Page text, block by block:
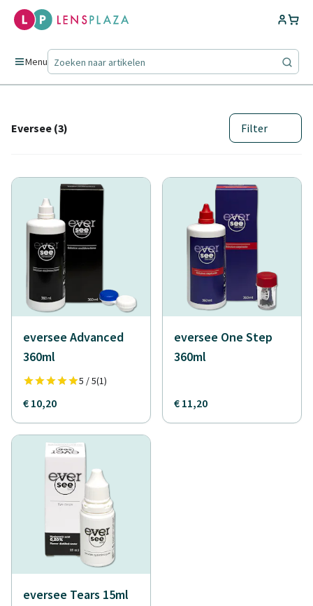
Menu
Eversee (3) Filter
eversee Advanced
360ml
5 / 5(1)
€ 10,20
eversee One Step
360ml
€ 11,20
eversee Tears 15ml